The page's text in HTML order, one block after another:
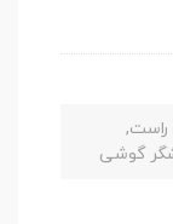
راست,
گوشی